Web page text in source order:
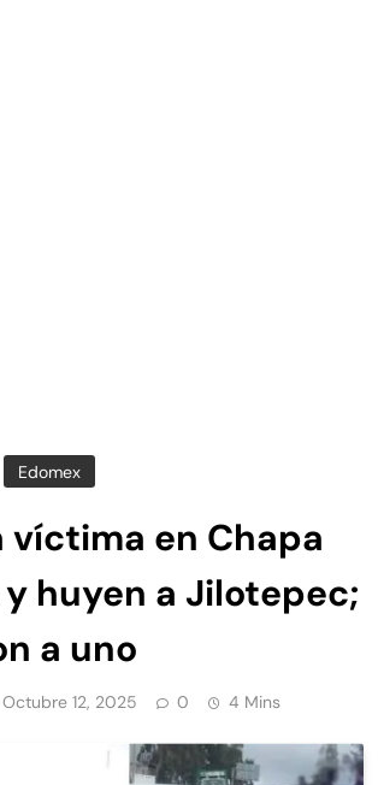
Edomex
víctima en Chapa
huyen a Jilotepec;
a uno
Octubre 12, 2025 0 4 Mins